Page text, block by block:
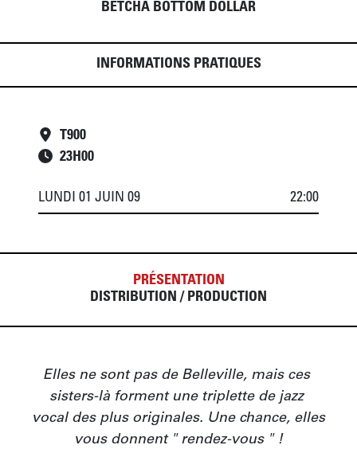
BETCHA BOTTOM DOLLAR
INFORMATIONS PRATIQUES
T900
23H00
LUNDI 01 JUIN 09 22:00
PRÉSENTATION
DISTRIBUTION / PRODUCTION
Elles ne sont pas de Belleville, mais ces
sisters-là forment une triplette de jazz
vocal des plus originales. Une chance, elles
vous donnent " rendez-vous " !